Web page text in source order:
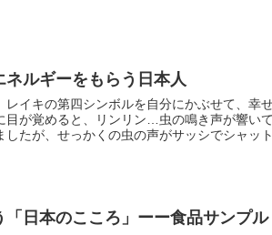
エネルギーをもらう日本人
キの第四シンボルを自分にかぶせて、幸
目が覚めると、リンリン…虫の鳴き声が響い
したが、せっかくの虫の声がサッシでシャッ
「日本のこころ」ーー食品サンプル